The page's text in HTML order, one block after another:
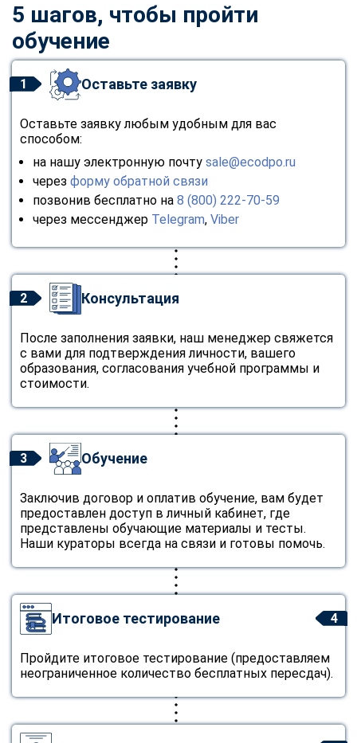
5 шагов, чтобы пройти
обучение
1 Оставьте заявку
Оставьте заявку любым удобным для вас
способом:
на нашу электронную почту sale@ecodpo.ru
через форму обратной связи
позвонив бесплатно на 8 (800) 222-70-59
через мессенджер Telegram, Viber
2 Консультация
После заполнения заявки, наш менеджер свяжется
с вами для подтверждения личности, вашего
образования, согласования учебной программы и
стоимости.
3 Обучение
Заключив договор и оплатив обучение, вам будет
предоставлен доступ в личный кабинет, где
представлены обучающие материалы и тесты.
Наши кураторы всегда на связи и готовы помочь.
4
Итоговое тестирование
Пройдите итоговое тестирование (предоставляем
неограниченное количество бесплатных пересдач).